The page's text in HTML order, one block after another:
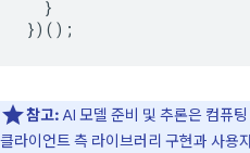
}
})();
참고:AI 모델 준비 및 추론은 컴퓨
클라이언트 측 라이브러리 구현과 사용